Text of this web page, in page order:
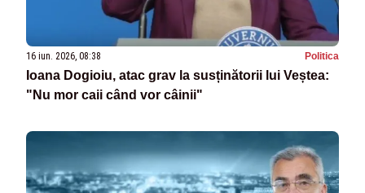
16 iun. 2026, 08:38 Politica
Ioana Dogioiu, atac grav la susținătorii lui Veștea:
"Nu mor caii când vor câinii"